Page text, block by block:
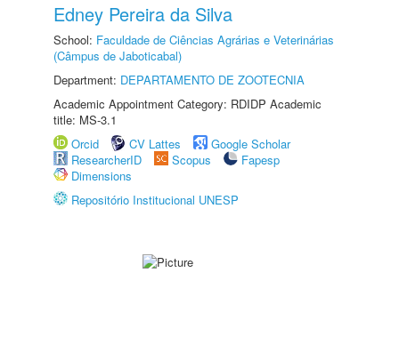
Edney Pereira da Silva
School: Faculdade de Ciências Agrárias e Veterinárias
(Câmpus de Jaboticabal)
Department: DEPARTAMENTO DE ZOOTECNIA
Academic Appointment Category: RDIDP Academic
title: MS-3.1
Orcid
CV Lattes
Google Scholar
ResearcherID
Scopus
Fapesp
Dimensions
Repositório Institucional UNESP